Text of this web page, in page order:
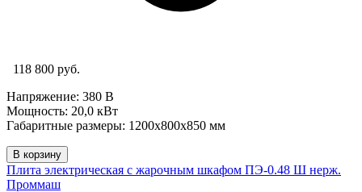
118 800 руб.
Напряжение: 380 В
Мощность: 20,0 кВт
Габаритные размеры: 1200х800х850 мм
В корзину
Плита электрическая с жарочным шкафом ПЭ-0.48 Ш нерж.
Проммаш